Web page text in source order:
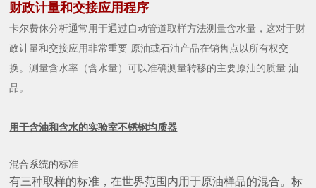
财政计量和交接应用程序
卡尔费休分析通常用于通过自动管道取样方法测量含水量，这对于财
政计量和交接应用非常重要 原油或石油产品在销售点以所有权交
换。测量含水率（含水量）可以准确测量转移的主要原油的质量 油
品。
用于含油和含水的实验室不锈钢均质器
混合系统的标准
有三种取样的标准，在世界范围内用于原油样品的混合。标